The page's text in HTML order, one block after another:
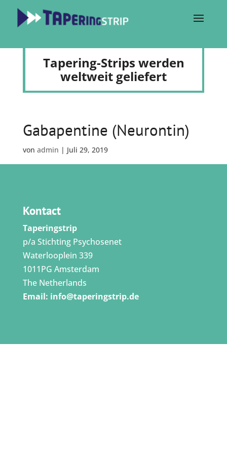
Tapering-Strips werden
weltweit geliefert
Gabapentine (Neurontin)
von admin | Juli 29, 2019
Kontact
Taperingstrip
p/a Stichting Psychosenet
Waterlooplein 339
1011PG Amsterdam
The Netherlands
Email: info@taperingstrip.de